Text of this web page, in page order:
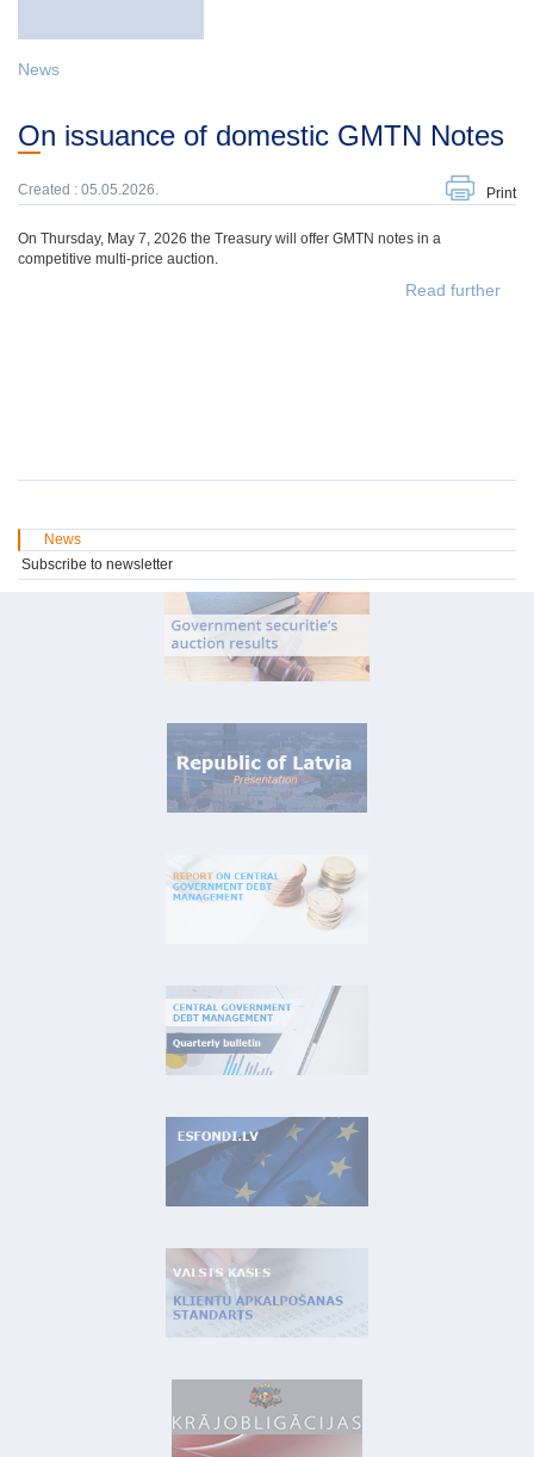
News
On issuance of domestic GMTN Notes
Created : 05.05.2026. Print
On Thursday, May 7, 2026 the Treasury will offer GMTN notes in a
competitive multi-price auction.
Read further
News
Subscribe to newsletter